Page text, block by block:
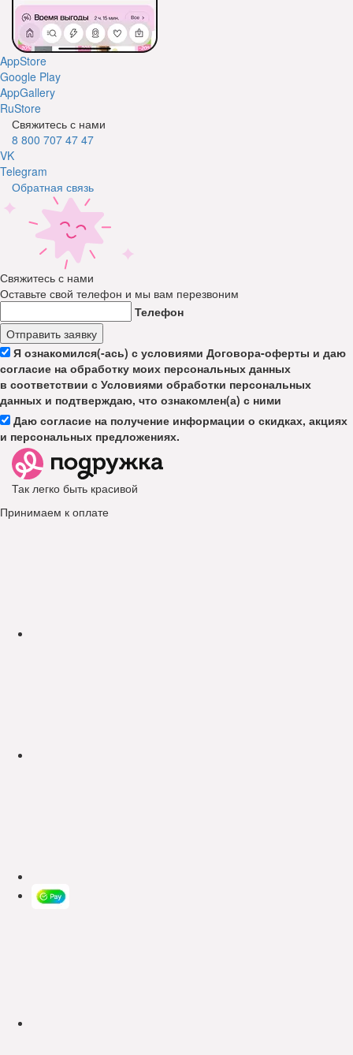
AppStore
Google Play
AppGallery
RuStore
Свяжитесь с нами
8 800 707 47 47
VK
Telegram
Обратная связь
Свяжитесь с нами
Оставьте свой телефон и мы вам перезвоним
Телефон
Отправить заявку
Я ознакомился(-ась) с условиями Договора-оферты и даю
согласие на обработку моих персональных данных
в соответствии с Условиями обработки персональных
данных и подтверждаю, что ознакомлен(а) с ними
Даю согласие на получение информации о скидках, акциях
и персональных предложениях.
Так легко быть красивой
Принимаем к оплате